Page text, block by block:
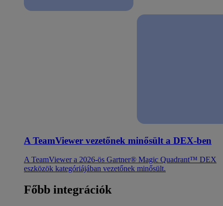
A TeamViewer vezetőnek minősült a DEX-ben
A TeamViewer a 2026-ös Gartner® Magic Quadrant™ DEX
eszközök kategóriájában vezetőnek minősült.
Főbb integrációk